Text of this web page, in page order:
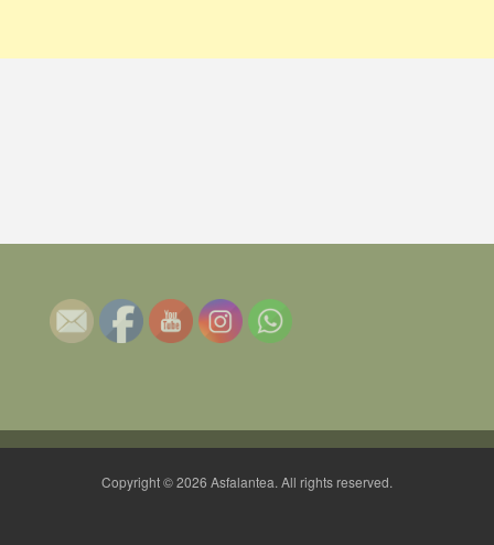
Copyright © 2026 Asfalantea. All rights reserved.